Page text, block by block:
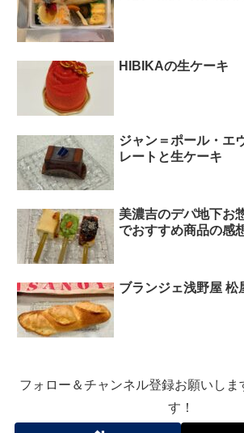
HIBIKAの生ケーキ
ジャン＝ポール・エ
レートと生ケーキ
美濃吉のデパ地下お
でおすすめ商品の感
ブランジェ浅野屋 松
フォロー＆チャンネル登録お願いしま
す！